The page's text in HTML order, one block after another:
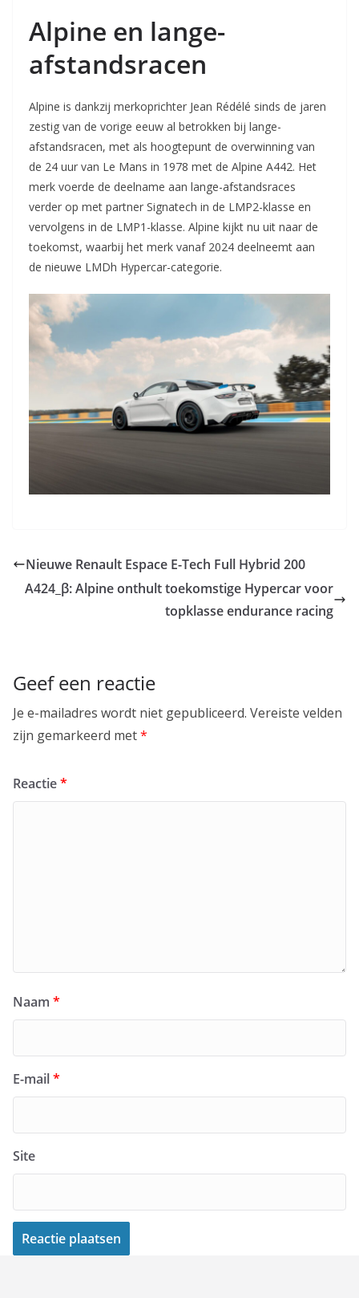
Alpine en lange-
afstandsracen
Alpine is dankzij merkoprichter Jean Rédélé sinds de jaren
zestig van de vorige eeuw al betrokken bij lange-
afstandsracen, met als hoogtepunt de overwinning van
de 24 uur van Le Mans in 1978 met de Alpine A442. Het
merk voerde de deelname aan lange-afstandsraces
verder op met partner Signatech in de LMP2-klasse en
vervolgens in de LMP1-klasse. Alpine kijkt nu uit naar de
toekomst, waarbij het merk vanaf 2024 deelneemt aan
de nieuwe LMDh Hypercar-categorie.
Nieuwe Renault Espace E-Tech Full Hybrid 200
A424_β: Alpine onthult toekomstige Hypercar voor
topklasse endurance racing
Geef een reactie
Je e-mailadres wordt niet gepubliceerd. Vereiste velden
zijn gemarkeerd met*
Reactie*
Naam *
E-mail*
Site